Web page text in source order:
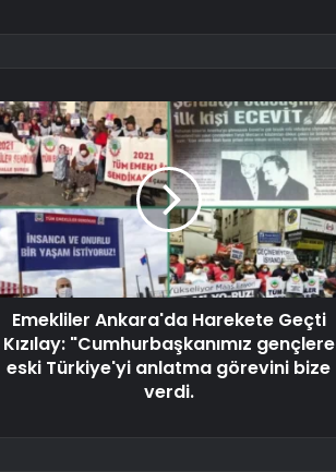
Emekliler Ankara'da Harekete Geçti
Kızılay: "Cumhurbaşkanımız gençlere
eski Türkiye'yi anlatma görevini bize
verdi.